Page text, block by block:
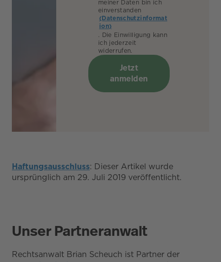
meiner Daten bin ich
einverstanden
(Datenschutzinformat
ion)
. Die Einwilligung kann
ich jederzeit
widerrufen.
Jetzt
anmelden
Haftungsausschluss: Dieser Artikel wurde
ursprünglich am 29. Juli 2019 veröffentlicht.
Unser Partneranwalt
Rechtsanwalt Brian Scheuch ist Partner der